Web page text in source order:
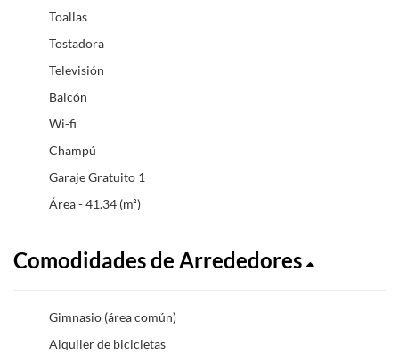
Toallas
Tostadora
Televisión
Balcón
Wi-fi
Champú
Garaje Gratuito 1
Área - 41.34 (m²)
Comodidades de Arrededores
Gimnasio (área común)
Alquiler de bicicletas